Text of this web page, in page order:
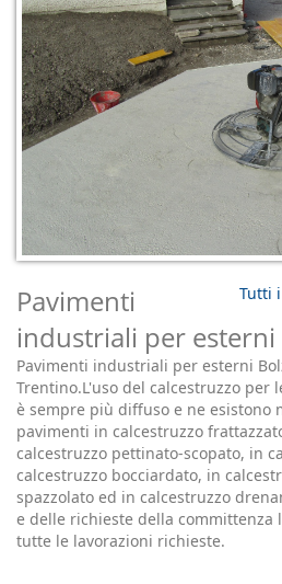
Tutti
Pavimenti
industriali per esterni
Pavimenti industriali per esterni
Trentino.L'uso del calcestruzzo per
è sempre più diffuso e ne esistono
pavimenti in calcestruzzo
calcestruzzo pettinato-scopato, in
calcestruzzo bocciardato, in
spazzolato ed in calcestruzzo
e delle richieste della committenza
tutte le lavorazioni richieste.